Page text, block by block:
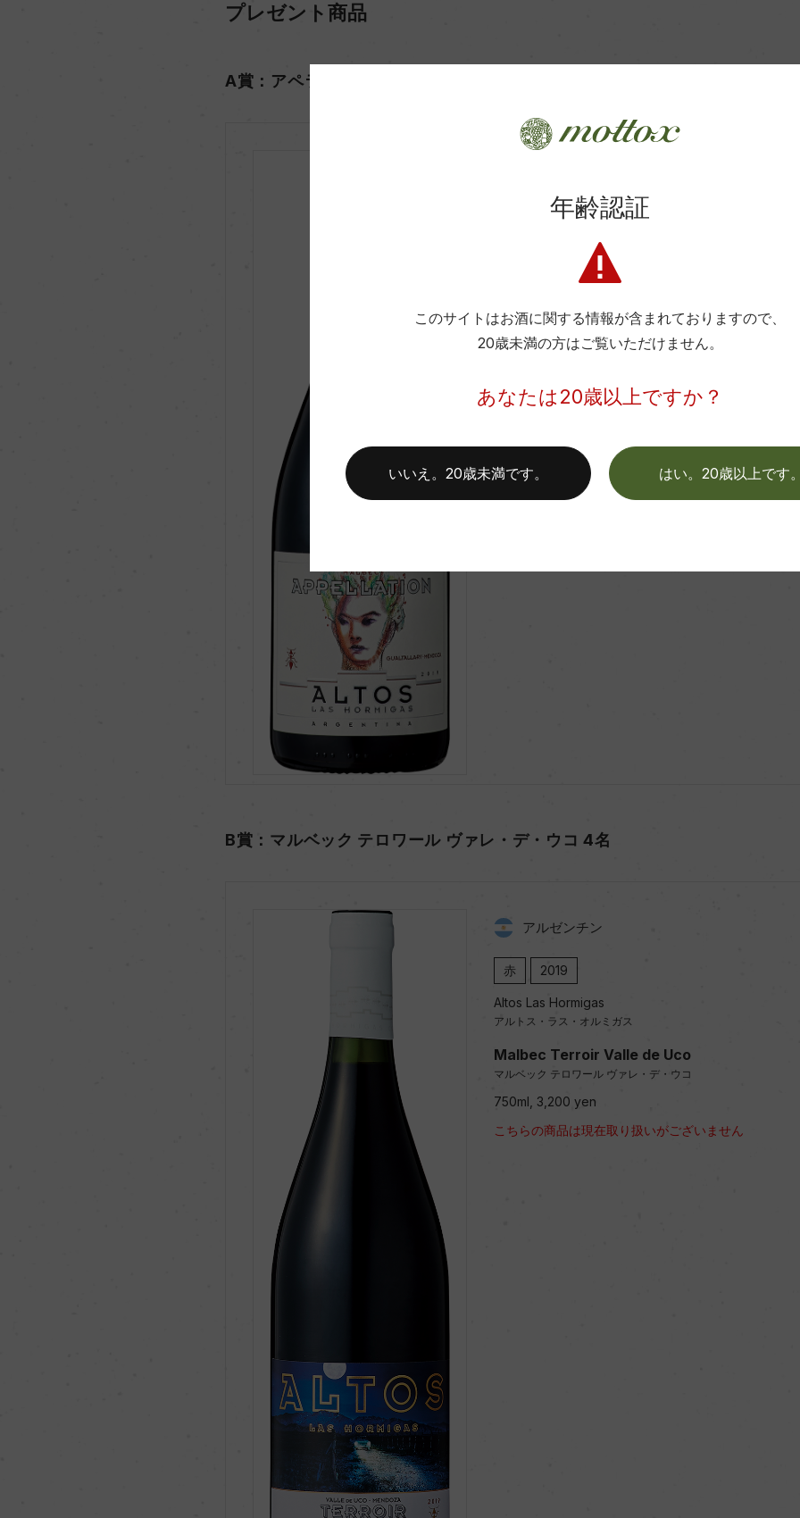
プレゼント商品
A賞：アペラシオン グアルタジャリー 1名
2019
Altos Las Hormigas
アルトス・ラス・オルミガス
アペラシオン グアルタジャリー
750ml, 7,700 yen
B賞：マルベック テロワール ヴァレ・デ・ウコ 4名
アルゼンチン
赤 2019
Altos Las Hormigas
アルトス・ラス・オルミガス
Malbec Terroir Valle de Uco
マルベック テロワール ヴァレ・デ・ウコ
750ml, 3,200 yen
こちらの商品は現在取り扱いがございません
年齢認証
このサイトはお酒に関する情報が含まれておりますので、
20歳未満の方はご覧いただけません。
あなたは20歳以上ですか？
はい。20歳以上です
いいえ。20歳未満です。